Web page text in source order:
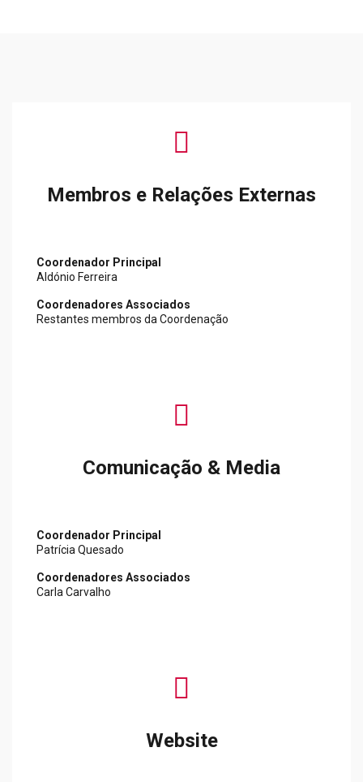
Membros e Relações Externas
Coordenador Principal
Aldónio Ferreira
Coordenadores Associados
Restantes membros da Coordenação
Comunicação & Media
Coordenador Principal
Patrícia Quesado
Coordenadores Associados
Carla Carvalho
Website